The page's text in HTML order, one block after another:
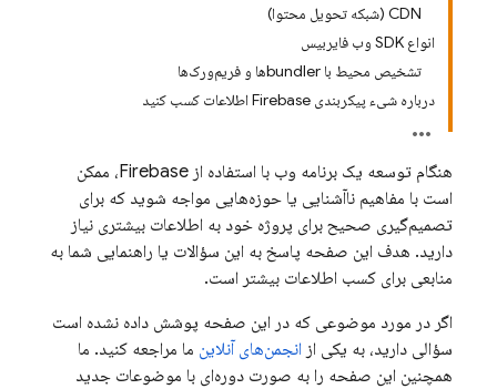
CDN (شبکه تحویل محتوا)
انواع SDK وب فایربیس
تشخیص محیط با bundlerها و فریم‌ورک‌ها
درباره شیء پیکربندی Firebase اطلاعات کسب کنید
هنگام توسعه یک برنامه وب با استفاده از Firebase، ممکن
است با مفاهیم ناآشنایی یا حوزه‌هایی مواجه شوید که برای
تصمیم‌گیری صحیح برای پروژه خود به اطلاعات بیشتری نیاز
دارید. هدف این صفحه پاسخ به این سؤالات یا راهنمایی شما به
منابعی برای کسب اطلاعات بیشتر است.
اگر در مورد موضوعی که در این صفحه پوشش داده نشده است
سؤالی دارید، به یکی از انجمن‌های آنلاین ما مراجعه کنید. ما
همچنین این صفحه را به صورت دوره‌ای با موضوعات جدید